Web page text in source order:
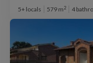
5+ locals 579 m2 4